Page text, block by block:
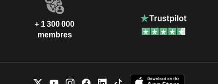
+ 1 300 000
membres